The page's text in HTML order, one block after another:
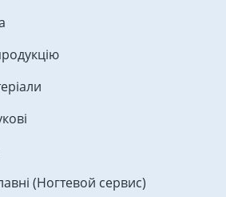
(Ногтевой сервис)